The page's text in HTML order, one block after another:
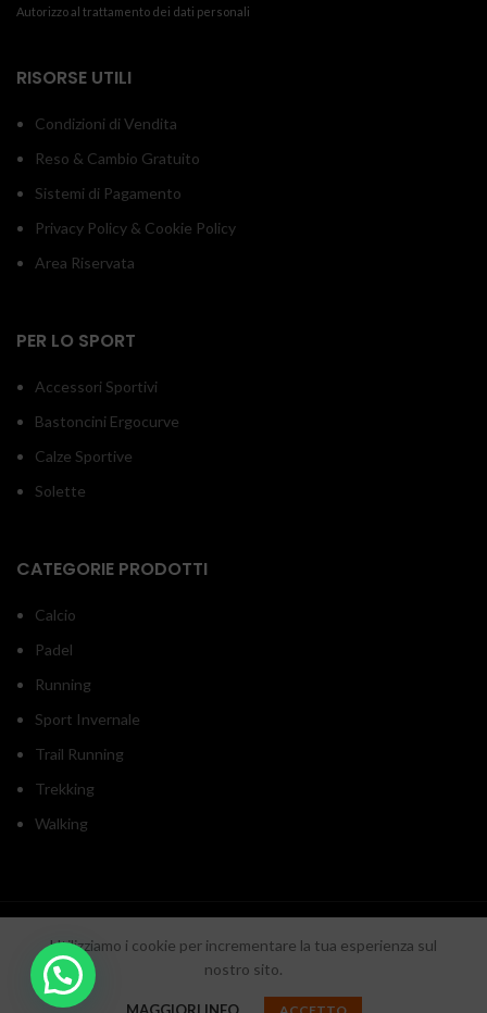
Autorizzo al trattamento dei dati personali
RISORSE UTILI
Condizioni di Vendita
Reso & Cambio Gratuito
Sistemi di Pagamento
Privacy Policy & Cookie Policy
Area Riservata
PER LO SPORT
Accessori Sportivi
Bastoncini Ergocurve
Calze Sportive
Solette
CATEGORIE PRODOTTI
Calcio
Padel
Running
Sport Invernale
Trail Running
Trekking
Walking
di Fuorni 25 - SA
DESIGN BY
Cool Web Agency. Digital Media Agency.
Utilizziamo i cookie per incrementare la tua esperienza sul
nostro sito.